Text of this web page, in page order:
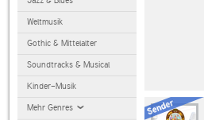
Weltmusik
Gothic & Mittelalter
Soundtracks & Musical
Kinder-Musik
Mehr Genres